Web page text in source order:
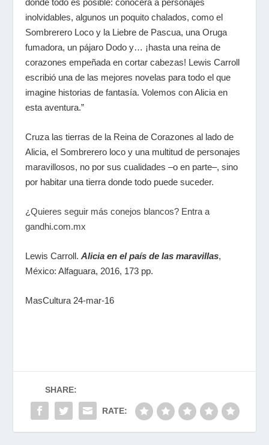
donde todo es posible: conocerá a personajes
inolvidables, algunos un poquito chalados, como el
Sombrerero Loco y la Liebre de Pascua, una Oruga
fumadora, un pájaro Dodo y… ¡hasta una reina de
corazones empeñada en cortar cabezas! Lewis Carroll
escribió una de las mejores novelas para todo el que
imagine historias de fantasía. Volemos con Alicia en
esta aventura.”
Cruza las tierras de la Reina de Corazones al lado de
Alicia, el Sombrerero loco y una multitud de personajes
maravillosos, no por sus cualidades –o en parte–, sino
por habitar una tierra donde todo puede suceder.
¿Quieres seguir más conejos blancos? Entra a
gandhi.com.mx
Lewis Carroll.Alicia en el país de las maravillas,
México: Alfaguara, 2016, 173 pp.
MasCultura 24-mar-16
SHARE:
RATE: